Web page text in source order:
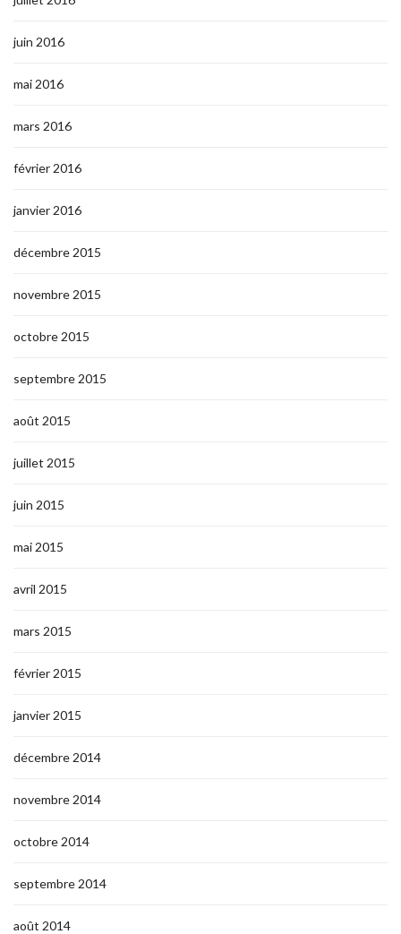
juin 2016
mai 2016
mars 2016
février 2016
janvier 2016
décembre 2015
novembre 2015
octobre 2015
septembre 2015
août 2015
juillet 2015
juin 2015
mai 2015
avril 2015
mars 2015
février 2015
janvier 2015
décembre 2014
novembre 2014
octobre 2014
septembre 2014
août 2014